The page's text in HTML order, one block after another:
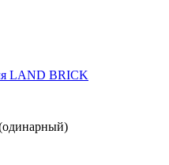
LAND BRICK